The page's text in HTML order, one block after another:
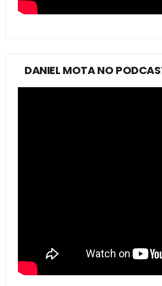
DANIEL MOTA NO